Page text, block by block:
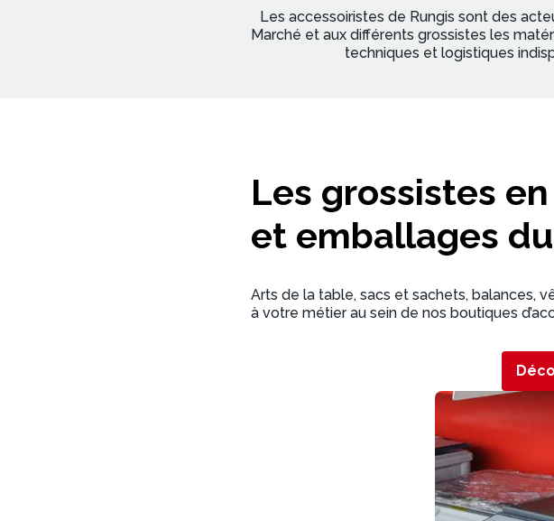
Les accessoiristes de Rungis sont des
Marché et aux différents grossistes les
techniques et logistiques
Les grossistes
et emballages
Arts de la table, sacs et sachets, balances,
à votre métier au sein de nos boutiques